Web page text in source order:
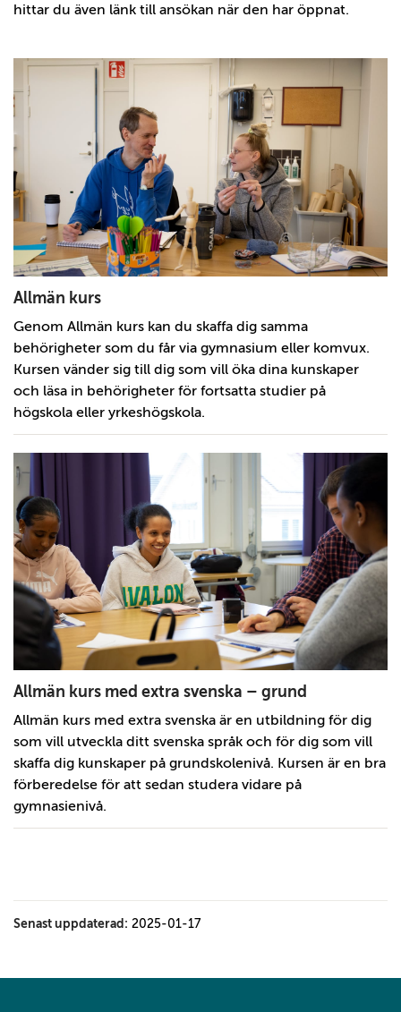
hittar du även länk till ansökan när den har öppnat.
Allmän kurs
Genom Allmän kurs kan du skaffa dig samma
behörigheter som du får via gymnasium eller komvux.
Kursen vänder sig till dig som vill öka dina kunskaper
och läsa in behörigheter för fortsatta studier på
högskola eller yrkeshögskola.
Allmän kurs med extra svenska – grund
Allmän kurs med extra svenska är en utbildning för dig
som vill utveckla ditt svenska språk och för dig som vill
skaffa dig kunskaper på grundskolenivå. Kursen är en bra
förberedelse för att sedan studera vidare på
gymnasienivå.
Senast uppdaterad: 2025-01-17